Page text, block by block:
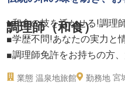
産休・育児休暇制度の取
完備しており、プライベー
で、無料駐車場も完備。
心ください。
お客様の笑顔のために、共
調理師（和食）
■和食の技を活かせる!調理
■学歴不問!あなたの実力と
■調理師免許をお持ちの方
■快適な職場環境!原則屋内
業態 温泉地旅館 勤務地 宮